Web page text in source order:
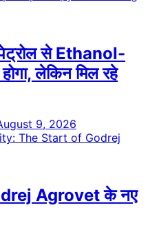
पेट्रोल से Ethanol-
लेकिन मिल रहे
9, 2026
Agrovet के नए